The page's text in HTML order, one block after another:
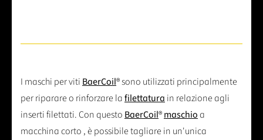
I maschi per viti BaerCoil® sono utilizzati principalmente
per riparare o rinforzare lafilettatura in relazione agli
inserti filettati. Con questo BaerCoil®maschioa
macchina corto , è possibile tagliare in un'unica